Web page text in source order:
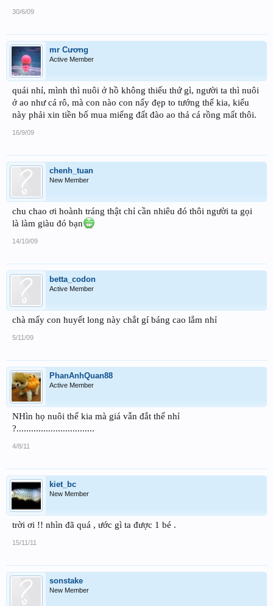
30/6/09
mr Cương
Active Member
quái nhỉ, mình thì nuôi ở hồ không thiếu thứ gì, người ta thì nuôi
ở ao như cá rô, mà con nào con nấy đẹp to tướng thế kia, kiểu
này phải xin tiền bố mua miếng đất đào ao thả cá rồng mất thôi.
16/9/09
chenh_tuan
New Member
chu chao ơi hoành tráng thật chỉ cần nhiêu đó thôi người ta gọi
là làm giàu đó bạn
14/10/09
betta_codon
Active Member
chà mấy con huyết long này chắt gí báng cao lắm nhỉ
5/11/09
PhanAnhQuan88
Active Member
NHìn họ nuôi thế kia mà giá vẫn đắt thế nhỉ
?................................
4/8/11
kiet_bc
New Member
trời ơi !! nhìn đã quá , ước gì ta được 1 bé .
15/11/11
sonstake
New Member